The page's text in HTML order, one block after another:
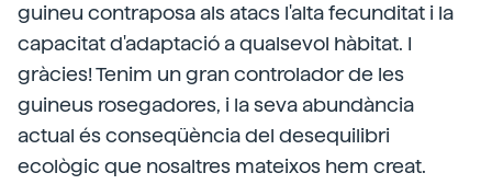
guineu contraposa als atacs l'alta fecunditat i la
capacitat d'adaptació a qualsevol hàbitat. I
gràcies! Tenim un gran controlador de les
guineus rosegadores, i la seva abundància
actual és conseqüència del desequilibri
ecològic que nosaltres mateixos hem creat.